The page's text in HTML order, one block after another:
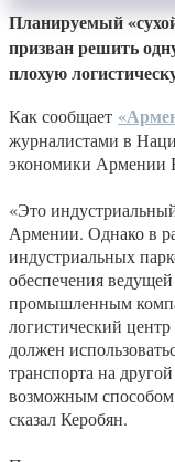
Планируемый
призван решить
плохую
Как сообщает
журналистами в
экономики Армении
«Это
Армении. Однако в
индустриальных
обеспечения
промышленным
логистический
должен
транспорта на
возможным
сказал Керобян.